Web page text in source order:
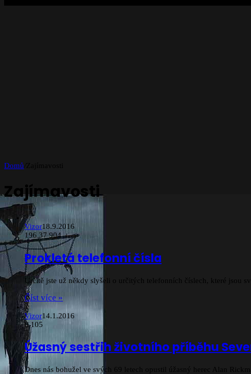
Domů
Zajímavosti
Vizor18.9.2016
196 37 904
Prokletá telefonní čísla
Určitě jste už někdy slyšeli o určitých telefonních číslech, které jsou
Číst více »
Vizor14.1.2016
0105
Úžasný sestřih životního příběhu
Dnes nás bohužel ve svých 69 letech opustil úžasný herec Alan